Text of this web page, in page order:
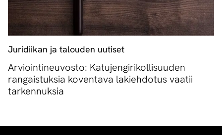
Juridiikan ja talouden uutiset
Arviointineuvosto: Katujengirikollisuuden
rangaistuksia koventava lakiehdotus vaatii
tarkennuksia